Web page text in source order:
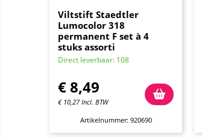
Viltstift Staedtler
Lumocolor 318
permanent F set à 4
stuks assorti
Direct leverbaar: 108
€8,49
€ 10,27 Incl. BTW
Artikelnummer: 920690